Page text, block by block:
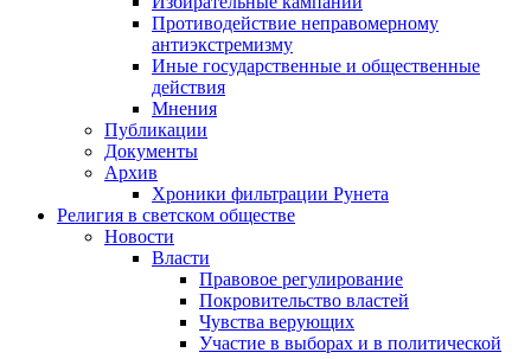
Противодействие неправомерному
антиэкстремизму
Иные государственные и общественные
действия
Мнения
Публикации
Документы
Архив
Хроники фильтрации Рунета
Религия в светском обществе
Новости
Власти
Правовое регулирование
Покровительство властей
Чувства верующих
Участие в выборах и в политической